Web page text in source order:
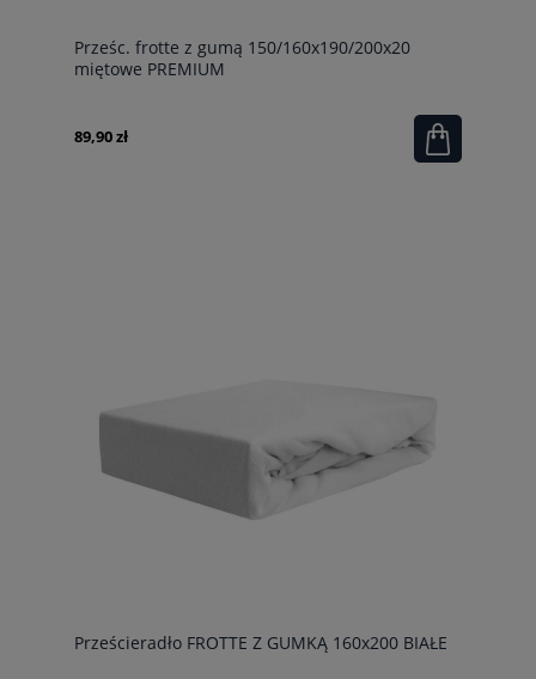
Prześc. frotte z gumą 150/160x190/200x20
miętowe PREMIUM
89,90 zł
Prześcieradło FROTTE Z GUMKĄ 160x200 BIAŁE